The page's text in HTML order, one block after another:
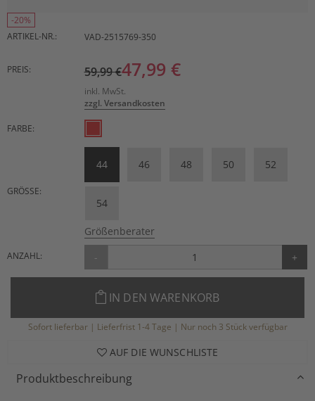
-20%
ARTIKEL-NR.:
VAD-2515769-350
PREIS: 59,99 €47,99 €
inkl. MwSt.
zzgl. Versandkosten
FARBE:
GRÖSSE:
44 46 48 50 52
54
Größenberater
ANZAHL: - +
IN DEN WARENKORB
Sofort lieferbar | Lieferfrist 1-4 Tage | Nur noch 3 Stück verfügbar
AUF DIE WUNSCHLISTE
Produktbeschreibung